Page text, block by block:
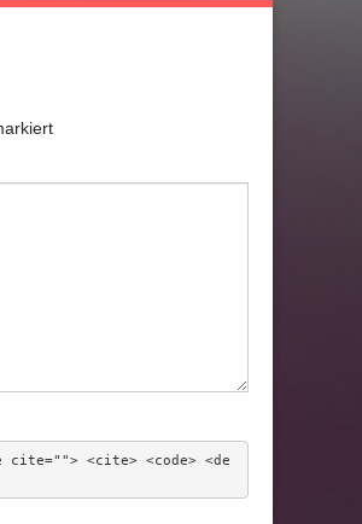
<cite> <code> <de